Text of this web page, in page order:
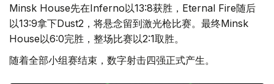
Minsk House先在Inferno以13:8获胜，Eternal Fire随后
以13:9拿下Dust2，将悬念留到激光枪比赛。最终Minsk
House以6:0完胜，整场比赛以2:1取胜。
随着全部小组赛结束，数字射击四强正式产生。